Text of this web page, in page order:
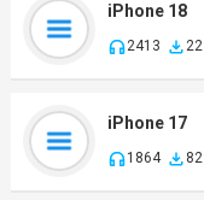
iPhone 18
2413 22
iPhone 17
1864 82